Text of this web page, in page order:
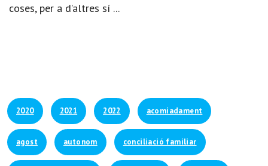
coses, per a d’altres sí ...
2020 2021 2022 acomiadament
agost autonom conciliació familiar